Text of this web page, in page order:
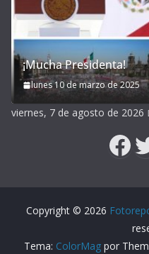
¡Mucha Presidenta!
lunes 10 de marzo de 2025
viernes, 7 de agosto de 2026
Copyright © 2026
Tema: ColorMagpor